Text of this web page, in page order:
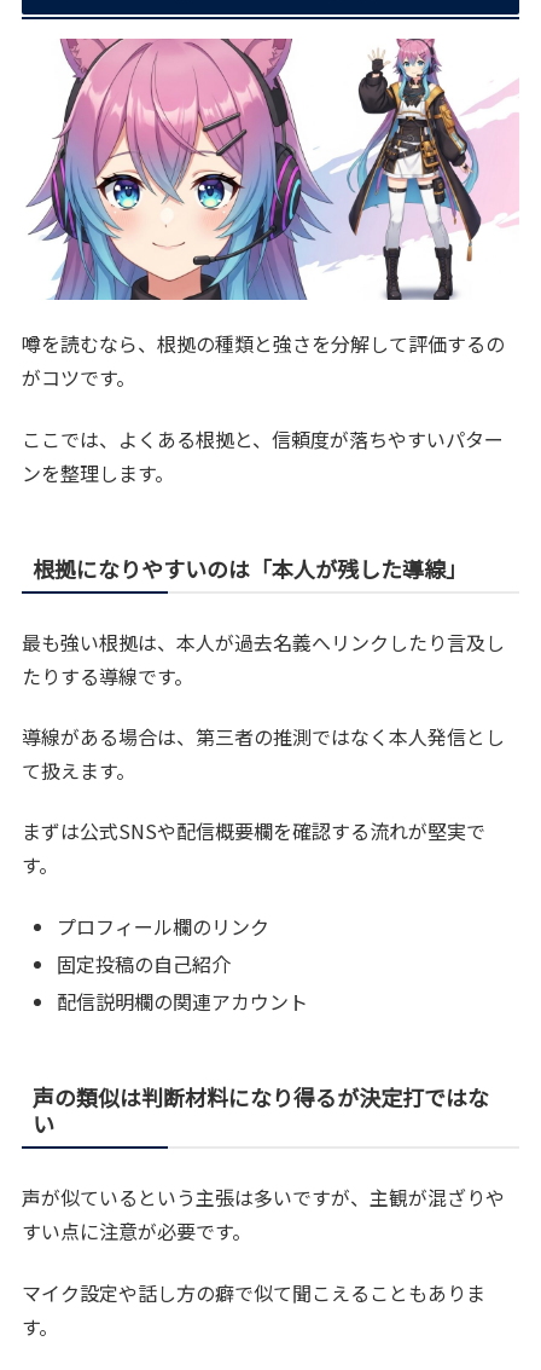
噂を読むなら、根拠の種類と強さを分解して評価するの
がコツです。
ここでは、よくある根拠と、信頼度が落ちやすいパター
ンを整理します。
根拠になりやすいのは「本人が残した導線」
最も強い根拠は、本人が過去名義へリンクしたり言及し
たりする導線です。
導線がある場合は、第三者の推測ではなく本人発信とし
て扱えます。
まずは公式SNSや配信概要欄を確認する流れが堅実で
す。
プロフィール欄のリンク
固定投稿の自己紹介
配信説明欄の関連アカウント
声の類似は判断材料になり得るが決定打ではな
い
声が似ているという主張は多いですが、主観が混ざりや
すい点に注意が必要です。
マイク設定や話し方の癖で似て聞こえることもありま
す。